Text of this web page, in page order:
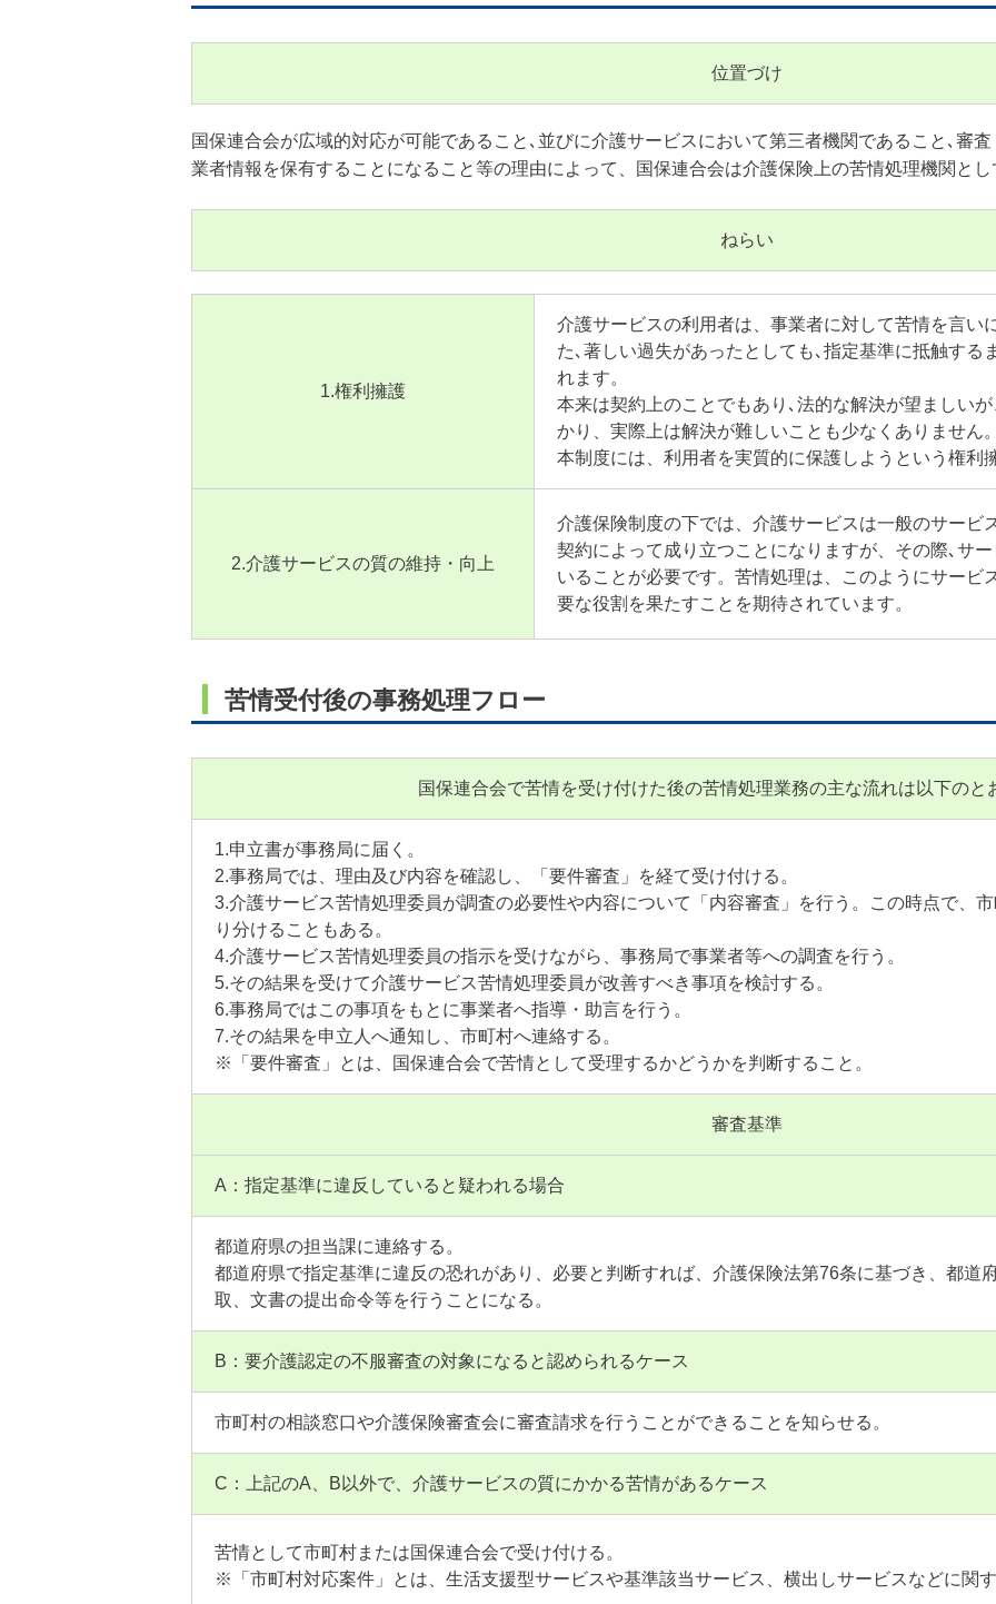
位置づけ
国保連合会が広域的対応が可能であること､並びに介護サービスにおいて第三者機関であること､審
業者情報を保有することになること等の理由によって、国保連合会は介護保険上の苦情処理機関とし
ねらい
1.権利擁護
介護サービスの利用者は、事業者に対して苦情を言い
た､著しい過失があったとしても､指定基準に抵触する
れます。
本来は契約上のことでもあり､法的な解決が望ましい
かり、実際上は解決が難しいことも少なくありません。
本制度には、利用者を実質的に保護しようという権利
2.介護サービスの質の維持・向上
介護保険制度の下では、介護サービスは一般のサービ
契約によって成り立つことになりますが、その際､サ
いることが必要です。苦情処理は、このようにサービ
要な役割を果たすことを期待されています。
苦情受付後の事務処理フロー
国保連合会で苦情を受け付けた後の苦情処理業務の主な流れは以下のと
1.申立書が事務局に届く。
2.事務局では、理由及び内容を確認し、「要件審査」を経て受け付ける。
3.介護サービス苦情処理委員が調査の必要性や内容について「内容審査」を行う。この時点で、
り分けることもある。
4.介護サービス苦情処理委員の指示を受けながら、事務局で事業者等への調査を行う。
5.その結果を受けて介護サービス苦情処理委員が改善すべき事項を検討する。
6.事務局ではこの事項をもとに事業者へ指導・助言を行う。
7.その結果を申立人へ通知し、市町村へ連絡する。
※「要件審査」とは、国保連合会で苦情として受理するかどうかを判断すること。
審査基準
A：指定基準に違反していると疑われる場合
都道府県の担当課に連絡する。
都道府県で指定基準に違反の恐れがあり、必要と判断すれば、介護保険法第76条に基づき、都道
取、文書の提出命令等を行うことになる。
B：要介護認定の不服審査の対象になると認められるケース
市町村の相談窓口や介護保険審査会に審査請求を行うことができることを知らせる。
C：上記のA、B以外で、介護サービスの質にかかる苦情があるケース
苦情として市町村または国保連合会で受け付ける。
※「市町村対応案件」とは、生活支援型サービスや基準該当サービス、横出しサービスなどに関す